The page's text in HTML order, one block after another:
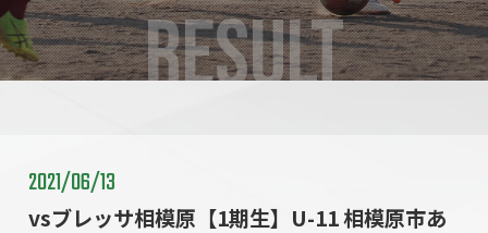
RESULT
2021/06/13
vsブレッサ相模原【1期生】U-11 相模原市あ